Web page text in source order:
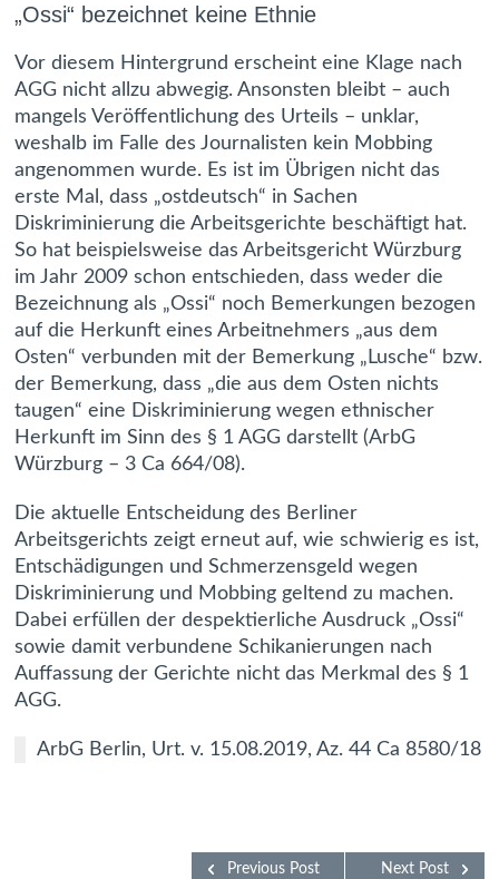
„Ossi“ bezeichnet keine Ethnie
Vor diesem Hintergrund erscheint eine Klage nach
AGG nicht allzu abwegig. Ansonsten bleibt – auch
mangels Veröffentlichung des Urteils – unklar,
weshalb im Falle des Journalisten kein Mobbing
angenommen wurde. Es ist im Übrigen nicht das
erste Mal, dass „ostdeutsch“ in Sachen
Diskriminierung die Arbeitsgerichte beschäftigt hat.
So hat beispielsweise das Arbeitsgericht Würzburg
im Jahr 2009 schon entschieden, dass weder die
Bezeichnung als „Ossi“ noch Bemerkungen bezogen
auf die Herkunft eines Arbeitnehmers „aus dem
Osten“ verbunden mit der Bemerkung „Lusche“ bzw.
der Bemerkung, dass „die aus dem Osten nichts
taugen“ eine Diskriminierung wegen ethnischer
Herkunft im Sinn des § 1 AGG darstellt (ArbG
Würzburg – 3 Ca 664/08).
Die aktuelle Entscheidung des Berliner
Arbeitsgerichts zeigt erneut auf, wie schwierig es ist,
Entschädigungen und Schmerzensgeld wegen
Diskriminierung und Mobbing geltend zu machen.
Dabei erfüllen der despektierliche Ausdruck „Ossi“
sowie damit verbundene Schikanierungen nach
Auffassung der Gerichte nicht das Merkmal des § 1
AGG.
ArbG Berlin, Urt. v. 15.08.2019, Az. 44 Ca 8580/18
Next Post
Previous Post